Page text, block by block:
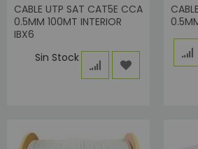
CABLE UTP SAT CAT5E CCA
0.5MM 100MT INTERIOR
IBX6
Sin Stock